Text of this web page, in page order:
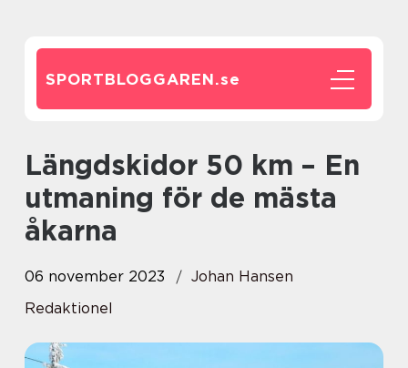
SPORTBLOGGAREN.se
Längdskidor 50 km – En
utmaning för de mästa
åkarna
06 november 2023
Johan Hansen
Redaktionel